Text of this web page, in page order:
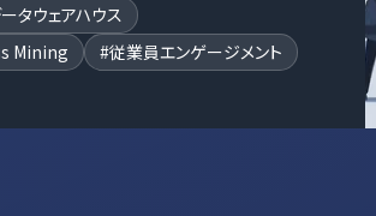
タウェアハウス
Mining #従業員エンゲージメント